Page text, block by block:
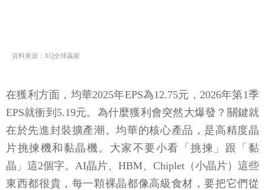
資料來源：XQ全球贏家
在獲利方面，均華2025年EPS為12.75元，2026年第1季
EPS就衝到5.19元。為什麼獲利會突然大爆發？關鍵就
在於先進封裝擴產潮。均華的核心產品，是高精度晶
片挑揀機和黏晶機。大家不要小看「挑揀」跟「黏
晶」這2個字。AI晶片、HBM、Chiplet（小晶片）這些
東西都很貴，每一顆裸晶都像高級食材，要把它們從